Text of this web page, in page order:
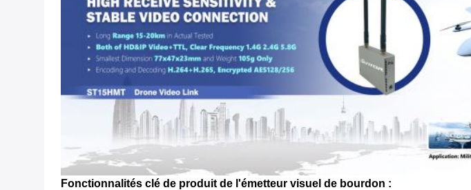
Fonctionnalités clé de produit de l'émetteur visuel de bourdon :